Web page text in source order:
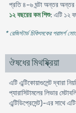
প্রতি ৪-৬ ঘন্টা অন্তর অন্তর
১২ বছরের কম শিশু: এটি ১২
* রেজিস্টার্ড চিকিৎসকের পরামর্শ
ঔষধের মিথষ্ক্রিয়া
এটি এন্টিকোয়াগুলেন্ট দ্বারা
প্যারাসিটামলের লিভার
এন্টিডিপ্রেসেন্ট)-এর সাথে